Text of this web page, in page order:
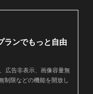
ランでもっと自由
広告非表示、画像容量無
制限などの機能を開放し